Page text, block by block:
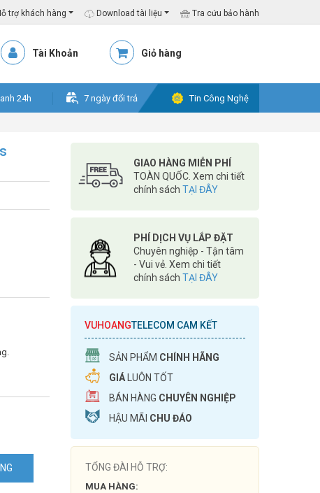
trợ khách hàng Download tài liệu Tra cứu bảo hành
Tài Khoản Giỏ hàng
24h 7 ngày đổi trả Tin Công Nghệ
GIAO HÀNG MIỄN PHÍ
TOÀN QUỐC. Xem chi tiết
chính sách TẠI ĐÂY
PHÍ DỊCH VỤ LẮP ĐẶT
Chuyên nghiệp - Tận tâm
- Vui vẻ. Xem chi tiết
chính sách TẠI ĐÂY
VUHOANGTELECOM CAM KẾT
SẢN PHẨM CHÍNH HÃNG
GIÁ LUÔN TỐT
BÁN HÀNG CHUYÊN NGHIỆP
HẬU MÃI CHU ĐÁO
TỔNG ĐÀI HỖ TRỢ:
MUA HÀNG: